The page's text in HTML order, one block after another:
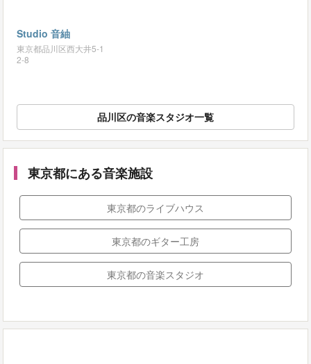
Studio 音紬
東京都品川区西大井5-1
2-8
品川区の音楽スタジオ一覧
東京都にある音楽施設
東京都のライブハウス
東京都のギター工房
東京都の音楽スタジオ